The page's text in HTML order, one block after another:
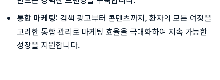
통합 마케팅: 검색 광고부터 콘텐츠까지, 환자의 모든 여정을
고려한 통합 관리로 마케팅 효율을 극대화하여 지속 가능한
성장을 지원합니다.